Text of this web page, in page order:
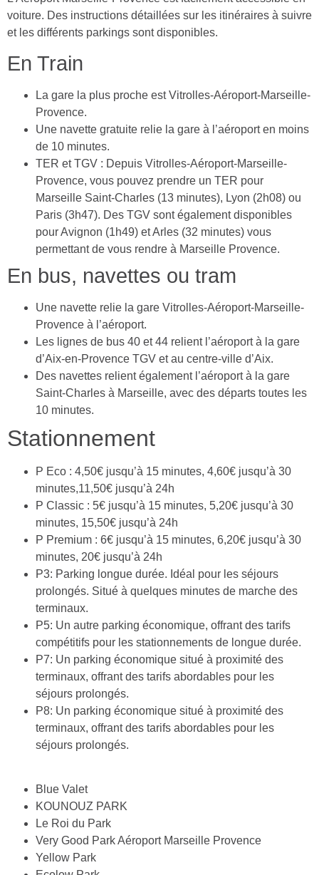
voiture. Des instructions détaillées sur les itinéraires à suivre
et les différents parkings sont disponibles.
En Train
La gare la plus proche est Vitrolles-Aéroport-Marseille-
Provence.
Une navette gratuite relie la gare à l’aéroport en moins
de 10 minutes.
TER et TGV : Depuis Vitrolles-Aéroport-Marseille-
Provence, vous pouvez prendre un TER pour
Marseille Saint-Charles (13 minutes), Lyon (2h08) ou
Paris (3h47). Des TGV sont également disponibles
pour Avignon (1h49) et Arles (32 minutes) vous
permettant de vous rendre à Marseille Provence.
En bus, navettes ou tram
Une navette relie la gare Vitrolles-Aéroport-Marseille-
Provence à l’aéroport.
Les lignes de bus 40 et 44 relient l’aéroport à la gare
d’Aix-en-Provence TGV et au centre-ville d’Aix.
Des navettes relient également l’aéroport à la gare
Saint-Charles à Marseille, avec des départs toutes les
10 minutes.
Stationnement
P Eco : 4,50€ jusqu’à 15 minutes, 4,60€ jusqu’à 30
minutes,11,50€ jusqu’à 24h
P Classic : 5€ jusqu’à 15 minutes, 5,20€ jusqu’à 30
minutes, 15,50€ jusqu’à 24h
P Premium : 6€ jusqu’à 15 minutes, 6,20€ jusqu’à 30
minutes, 20€ jusqu’à 24h
P3: Parking longue durée. Idéal pour les séjours
prolongés. Situé à quelques minutes de marche des
terminaux.
P5: Un autre parking économique, offrant des tarifs
compétitifs pour les stationnements de longue durée.
P7: Un parking économique situé à proximité des
terminaux, offrant des tarifs abordables pour les
séjours prolongés.
P8: Un parking économique situé à proximité des
terminaux, offrant des tarifs abordables pour les
séjours prolongés.
Blue Valet
KOUNOUZ PARK
Le Roi du Park
Very Good Park Aéroport Marseille Provence
Yellow Park